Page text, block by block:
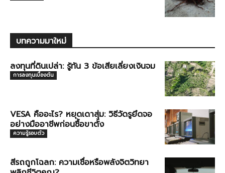
บทความมาใหม่
ลงทุนที่ดินเปล่า: รู้ทัน 3 ข้อเสียเลี่ยงเงินจม
การลงทุนเบื้องต้น
VESA คืออะไร? หยุดเดาสุ่ม: วิธีวัดรูยึดจอ
อย่างมืออาชีพก่อนซื้อขาตั้ง
ความรู้รอบตัว
สีรถถูกโฉลก: ความเชื่อหรือพลังจิตวิทยา